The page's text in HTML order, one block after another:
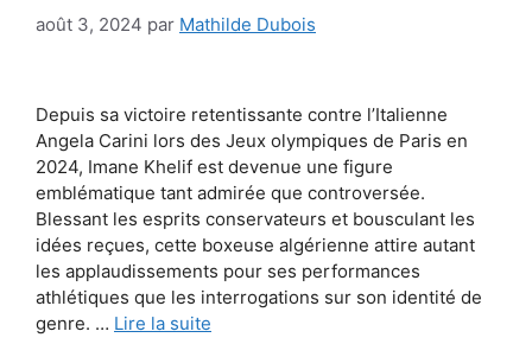
août 3, 2024 par Mathilde Dubois
Depuis sa victoire retentissante contre l’Italienne
Angela Carini lors des Jeux olympiques de Paris en
2024, Imane Khelif est devenue une figure
emblématique tant admirée que controversée.
Blessant les esprits conservateurs et bousculant les
idées reçues, cette boxeuse algérienne attire autant
les applaudissements pour ses performances
athlétiques que les interrogations sur son identité de
genre. … Lire la suite